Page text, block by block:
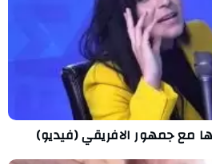
مع جمهور الافريقي (فيديو)